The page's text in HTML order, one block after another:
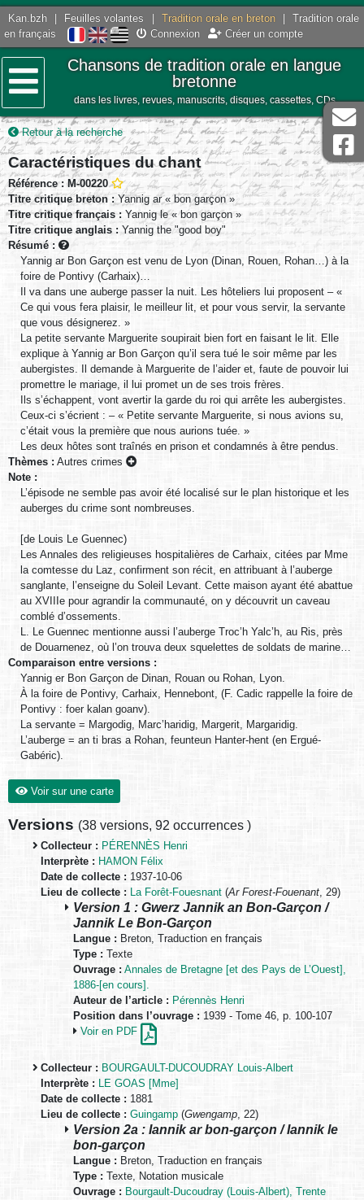
Kan.bzh Feuilles volantes Tradition orale en breton
Tradition orale
en français
Connexion Créer un compte
Menu
Chansons de tradition orale en langue
bretonne
dans les livres, revues, manuscrits, disques, cassettes, CDs
Retour à la recherche
Caractéristiques du chant
Référence : M-00220
Titre critique breton : Yannig ar « bon garçon »
Titre critique français : Yannig le « bon garçon »
Titre critique anglais : Yannig the "good boy"
Résumé :
Yannig ar Bon Garçon est venu de Lyon (Dinan, Rouen, Rohan…) à la
foire de Pontivy (Carhaix)…
Il va dans une auberge passer la nuit. Les hôteliers lui proposent – «
Ce qui vous fera plaisir, le meilleur lit, et pour vous servir, la servante
que vous désignerez. »
La petite servante Marguerite soupirait bien fort en faisant le lit. Elle
explique à Yannig ar Bon Garçon qu’il sera tué le soir même par les
aubergistes. Il demande à Marguerite de l’aider et, faute de pouvoir lui
promettre le mariage, il lui promet un de ses trois frères.
Ils s’échappent, vont avertir la garde du roi qui arrête les aubergistes.
Ceux-ci s’écrient : – « Petite servante Marguerite, si nous avions su,
c’était vous la première que nous aurions tuée. »
Les deux hôtes sont traînés en prison et condamnés à être pendus.
Thèmes : Autres crimes
Note :
L’épisode ne semble pas avoir été localisé sur le plan historique et les
auberges du crime sont nombreuses.
[de Louis Le Guennec)
Les Annales des religieuses hospitalières de Carhaix, citées par Mme
la comtesse du Laz, confirment son récit, en attribuant à l’auberge
sanglante, l’enseigne du Soleil Levant. Cette maison ayant été abattue
au XVIIIe pour agrandir la communauté, on y découvrit un caveau
comblé d’ossements.
L. Le Guennec mentionne aussi l’auberge Troc’h Yalc’h, au Ris, près
de Douarnenez, où l’on trouva deux squelettes de soldats de marine…
Comparaison entre versions :
Yannig er Bon Garçon de Dinan, Rouan ou Rohan, Lyon.
À la foire de Pontivy, Carhaix, Hennebont, (F. Cadic rappelle la foire de
Pontivy : foer kalan goanv).
La servante = Margodig, Marc’haridig, Margerit, Margaridig.
L’auberge = an ti bras a Rohan, feunteun Hanter-hent (en Ergué-
Gabéric).
Voir sur une carte
Versions (38 versions, 92 occurrences )
Collecteur : PÉRENNÈS Henri
Interprète : HAMON Félix
Date de collecte : 1937-10-06
Lieu de collecte : La Forêt-Fouesnant (Ar Forest-Fouenant, 29)
Version 1 : Gwerz Jannik an Bon-Garçon /
Jannik Le Bon-Garçon
Langue : Breton, Traduction en français
Type : Texte
Ouvrage : Annales de Bretagne [et des Pays de L’Ouest],
1886-[en cours].
Auteur de l’article : Pérennès Henri
Position dans l’ouvrage : 1939 - Tome 46, p. 100-107
Voir en PDF
Collecteur : BOURGAULT-DUCOUDRAY Louis-Albert
Interprète : LE GOAS [Mme]
Date de collecte : 1881
Lieu de collecte : Guingamp (Gwengamp, 22)
Version 2a : Iannik ar bon-garçon / Iannik le
bon-garçon
Langue : Breton, Traduction en français
Type : Texte, Notation musicale
Ouvrage : Bourgault-Ducoudray (Louis-Albert), Trente